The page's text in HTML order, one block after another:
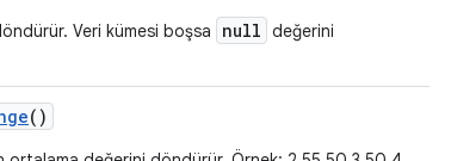
Veri kümesi boşsa null değerini
()